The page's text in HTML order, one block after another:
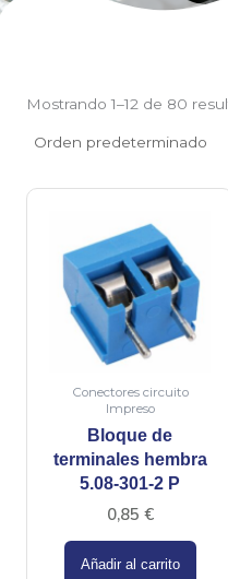
Mostrando 1–12 de 80
Conectores circuito
Impreso
Bloque de
terminales hembra
5.08-301-2 P
0,85 €
Añadir al carrito